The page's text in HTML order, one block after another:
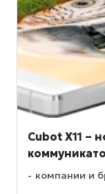
Cubot X11 –
компании и